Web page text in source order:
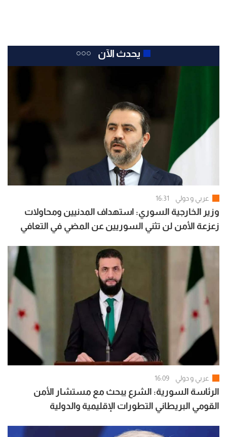
يحدث الآن
عربي و دولي 16:31
وزير الخارجية السوري: استهداف المدنيين ومحاولات
زعزعة الأمن لن تثني السوريين عن المضي في التعافي
عربي و دولي 16:09
الرئاسة السورية: الشرع يبحث مع مستشار الأمن
القومي البريطاني التطورات الإقليمية والدولية